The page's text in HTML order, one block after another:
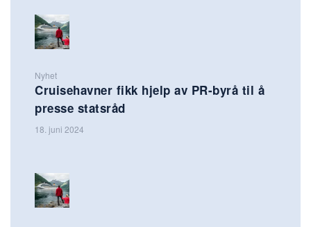
Nyhet
Cruisehavner fikk hjelp av PR-byrå til å
presse statsråd
18. juni 2024